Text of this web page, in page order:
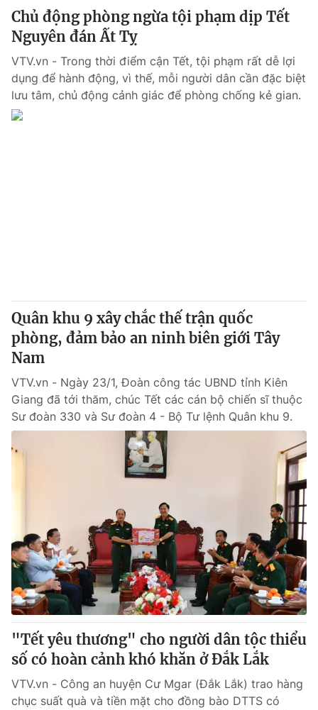
Chủ động phòng ngừa tội phạm dịp Tết
Nguyên đán Ất Tỵ
VTV.vn - Trong thời điểm cận Tết, tội phạm rất dễ lợi
dụng để hành động, vì thế, mỗi người dân cần đặc biệt
lưu tâm, chủ động cảnh giác để phòng chống kẻ gian.
Quân khu 9 xây chắc thế trận quốc
phòng, đảm bảo an ninh biên giới Tây
Nam
VTV.vn - Ngày 23/1, Đoàn công tác UBND tỉnh Kiên
Giang đã tới thăm, chúc Tết các cán bộ chiến sĩ thuộc
Sư đoàn 330 và Sư đoàn 4 - Bộ Tư lệnh Quân khu 9.
"Tết yêu thương" cho người dân tộc thiểu
số có hoàn cảnh khó khăn ở Đắk Lắk
VTV.vn - Công an huyện Cư Mgar (Đắk Lắk) trao hàng
chục suất quà và tiền mặt cho đồng bào DTTS có